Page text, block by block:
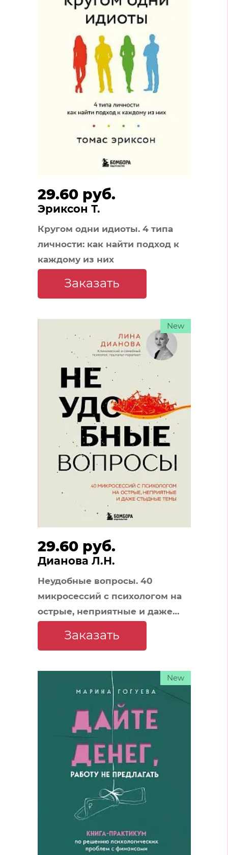
29.60 руб.
Эриксон Т.
Кругом одни идиоты. 4 типа
личности: как найти подход к
каждому из них
Заказать
29.60 руб.
Дианова Л.Н.
Неудобные вопросы. 40
микросессий с психологом на
острые, неприятные и даже
New
Заказать
New